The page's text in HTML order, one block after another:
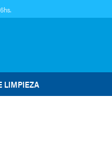
LIMPIEZA